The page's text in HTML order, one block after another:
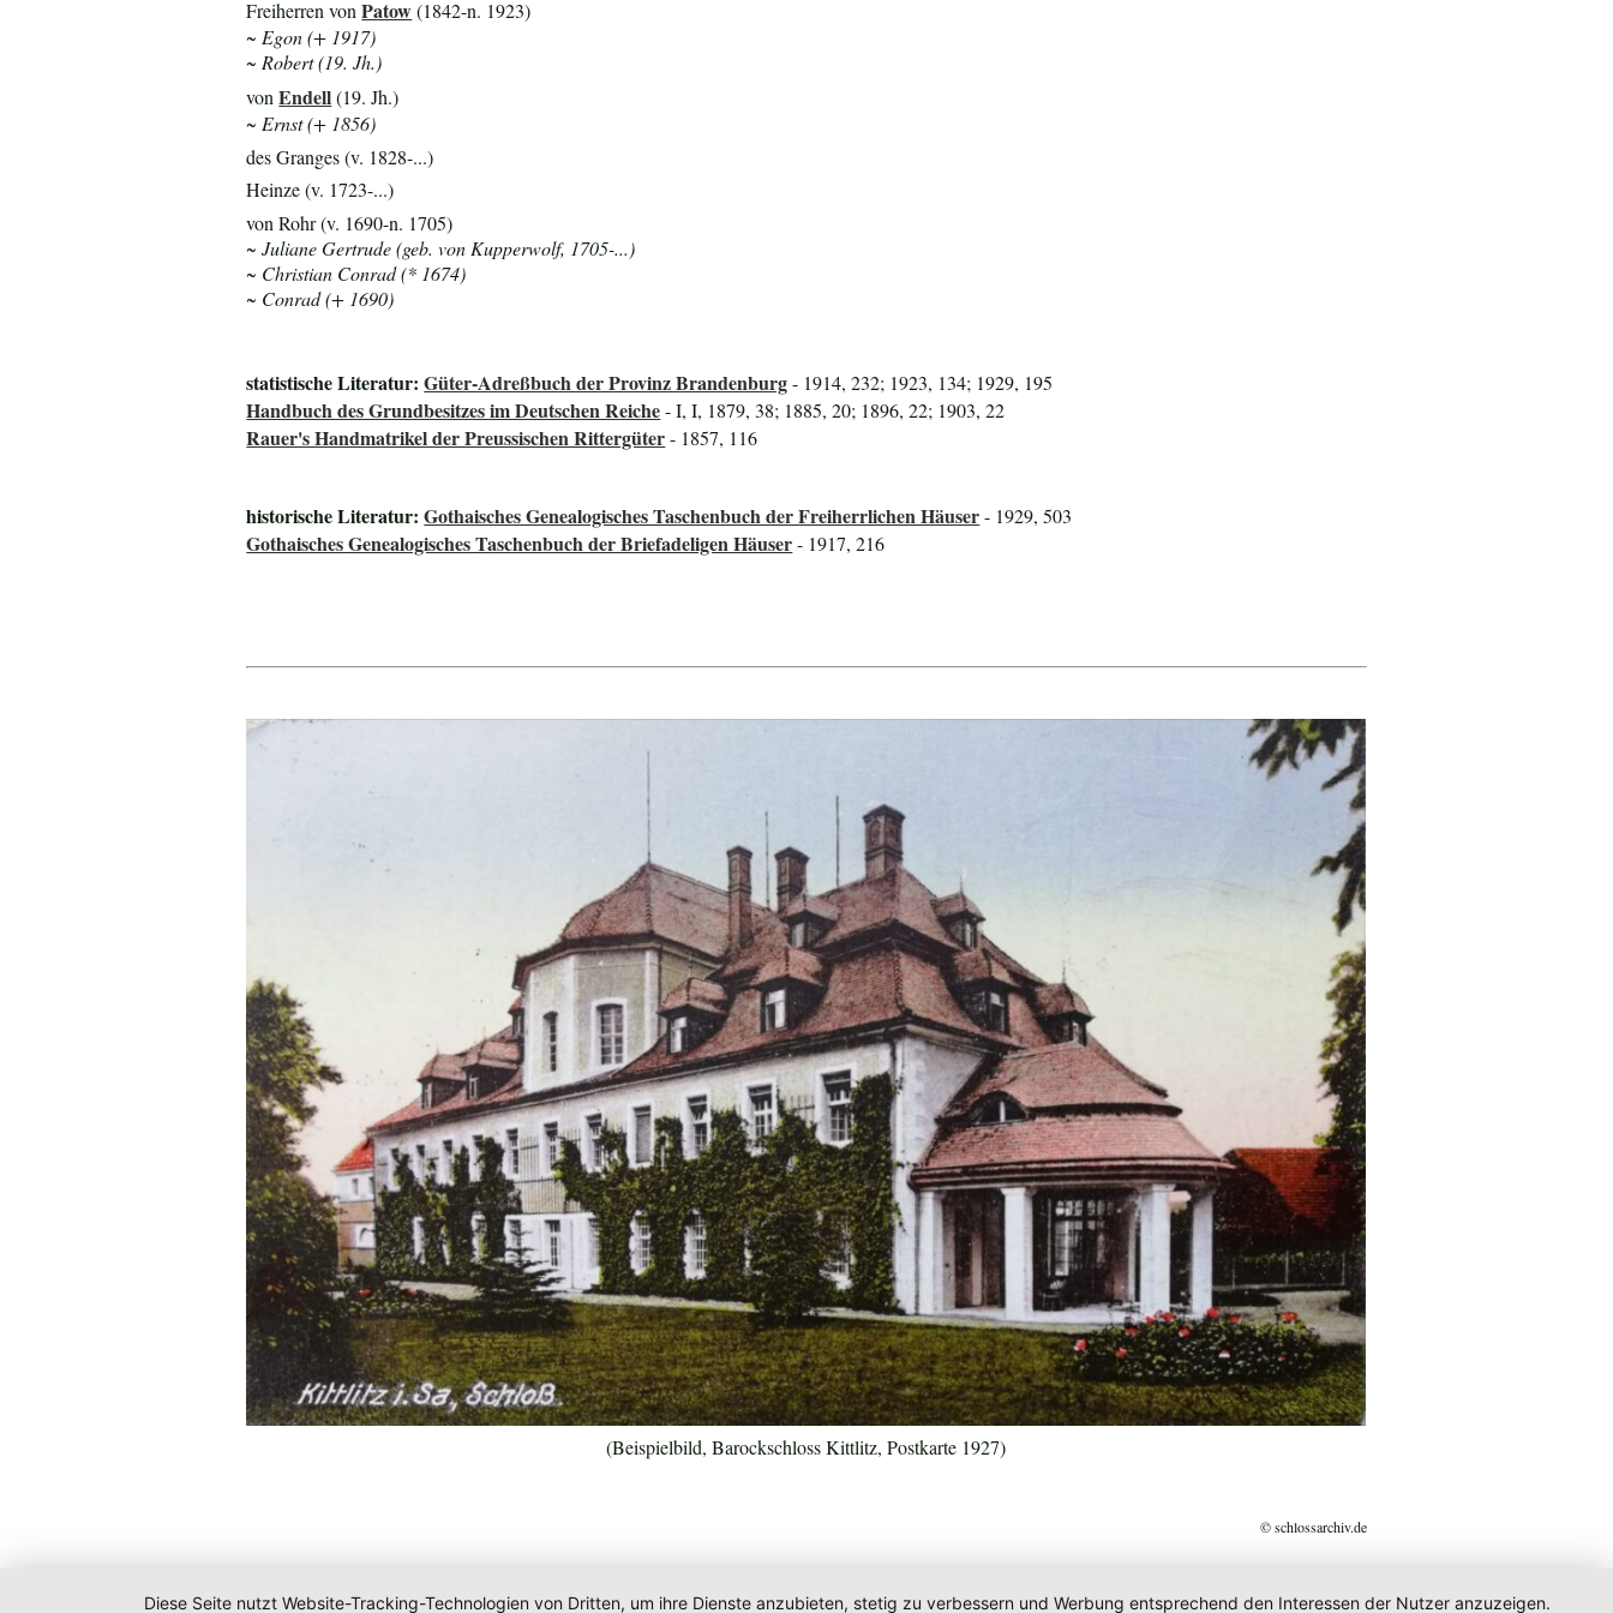
Freiherren vonPatow(1842-n. 1923)
~ Egon (+ 1917)
~ Robert (19. Jh.)
vonEndell(19. Jh.)
~ Ernst (+ 1856)
des Granges (v. 1828-...)
Heinze (v. 1723-...)
von Rohr (v. 1690-n. 1705)
~ Juliane Gertrude (geb. von Kupperwolf, 1705-...)
~ Christian Conrad (* 1674)
~ Conrad (+ 1690)
statistische Literatur:Güter-Adreßbuch der Provinz Brandenburg- 1914, 232; 1923, 134; 1929, 195
Handbuch des Grundbesitzes im Deutschen Reiche- I, I, 1879, 38; 1885, 20; 1896, 22; 1903, 22
Rauer's Handmatrikel der Preussischen Rittergüter- 1857, 116
historische Literatur:Gothaisches Genealogisches Taschenbuch der Freiherrlichen Häuser- 1929, 503
Gothaisches Genealogisches Taschenbuch der Briefadeligen Häuser- 1917, 216
(Beispielbild, Barockschloss Kittlitz, Postkarte 1927)
© schlossarchiv.de
Diese Seite nutzt Website-Tracking-Technologien von Dritten, um ihre Dienste anzubieten, stetig zu verbessern und Werbung entsprechend den Interessen der Nutzer anzuzeigen.